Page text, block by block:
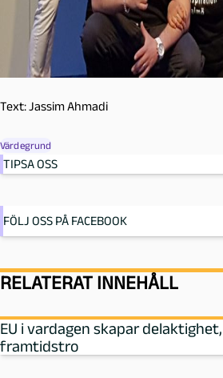
Text: Jassim Ahmadi
Värdegrund
TIPSA OSS
FÖLJ OSS PÅ FACEBOOK
RELATERAT INNEHÅLL
EU i vardagen skapar
framtidstro